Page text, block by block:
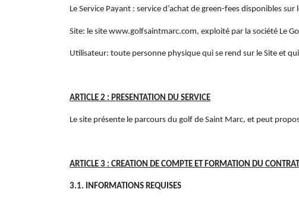
Le Service Payant : service d’achat de green-fees disponibles
Site: le site www.golfsaintmarc.com, exploité par la société Le
Utilisateur: toute personne physique qui se rend sur le Site et
ARTICLE 2 : PRESENTATION DU SERVICE
Le site présente le parcours du golf de Saint Marc, et peut
ARTICLE 3 : CREATION DE COMPTE ET FORMATION DU CONTRAT
3.1. INFORMATIONS REQUISES